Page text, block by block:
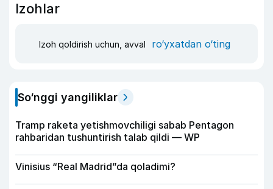
Izohlar
Izoh qoldirish uchun, avval ro‘yxatdan o‘ting
So‘nggi yangiliklar
Tramp raketa yetishmovchiligi sabab Pentagon
rahbaridan tushuntirish talab qildi — WP
Vinisius “Real Madrid”da qoladimi?